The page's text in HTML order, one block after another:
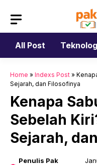
content
All Post
Home » Indexs Post »
Sejarah, dan Filosofinya
Kenapa
Sebelah
Sejarah,
Penulis Pak